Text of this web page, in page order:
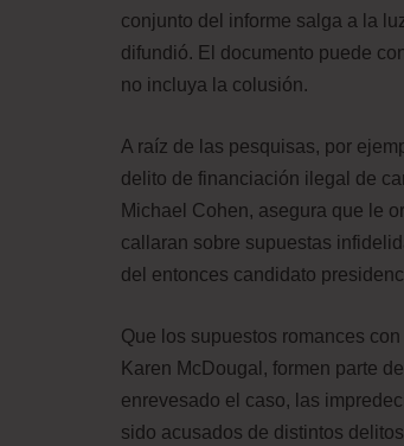
conjunto del informe salga a la
difundió. El documento puede
no incluya la colusión.
A raíz de las pesquisas, por
delito de financiación ilegal de
Michael Cohen, asegura que le
callaran sobre supuestas
del entonces candidato
Que los supuestos romances
Karen McDougal, formen parte
enrevesado el caso, las
sido acusados de distintos